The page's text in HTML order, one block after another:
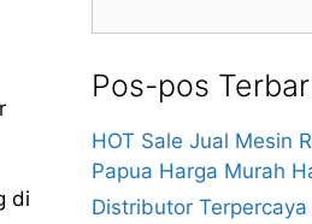
di
Pos-pos
HOT Sale Jual Mesin
Papua Harga Murah
Distributor Terpercaya